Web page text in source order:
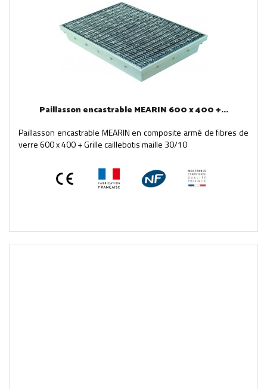
Paillasson encastrable MEARIN 600 x 400 +...
Paillasson encastrable MEARIN en composite armé de fibres de
verre 600 x 400 + Grille caillebotis maille 30/10